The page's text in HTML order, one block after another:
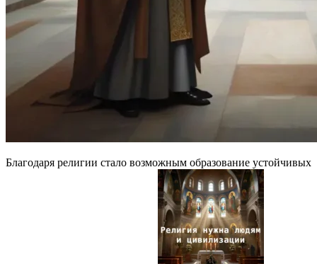
Благодаря религии стало возможным образование устойчивых